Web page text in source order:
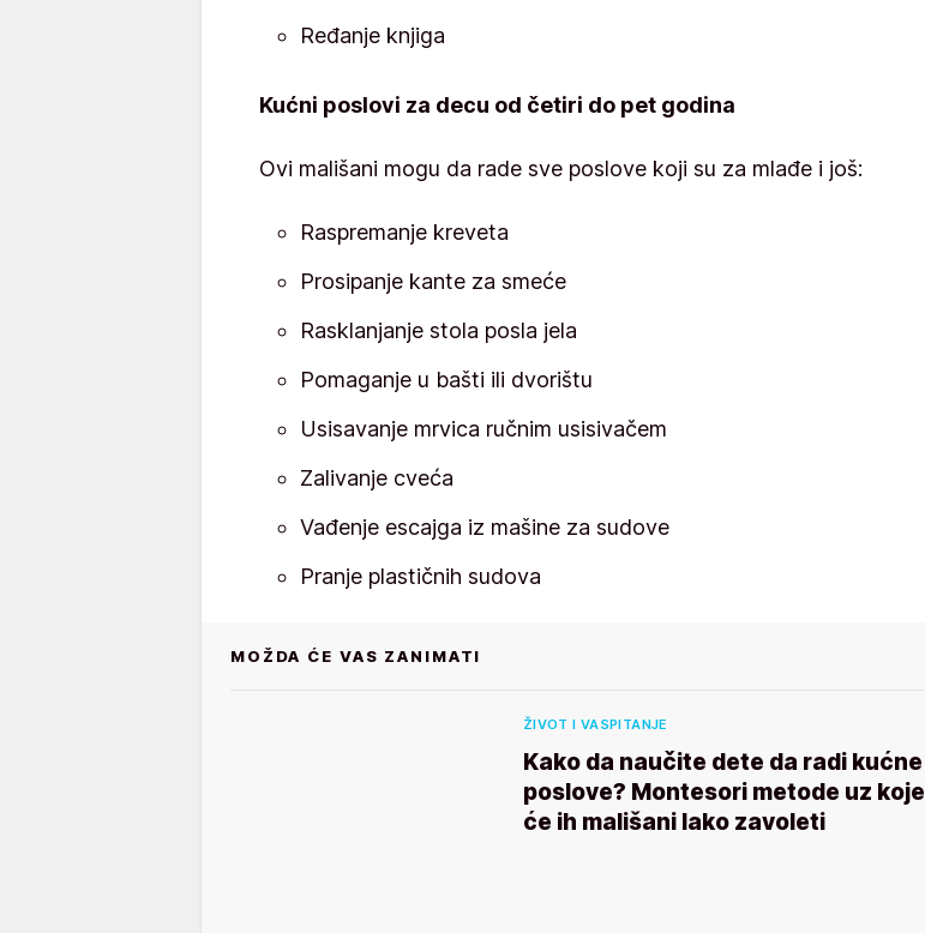
Ređanje knjiga
Kućni poslovi za decu od četiri do pet godina
Ovi mališani mogu da rade sve poslove koji su za mlađe i još:
Raspremanje kreveta
Prosipanje kante za smeće
Rasklanjanje stola posla jela
Pomaganje u bašti ili dvorištu
Usisavanje mrvica ručnim usisivačem
Zalivanje cveća
Vađenje escajga iz mašine za sudove
Pranje plastičnih sudova
MOŽDA ĆE VAS ZANIMATI
ŽIVOT I VASPITANJE
Kako da naučite dete da radi kućne
poslove? Montesori metode uz koje
će ih mališani lako zavoleti